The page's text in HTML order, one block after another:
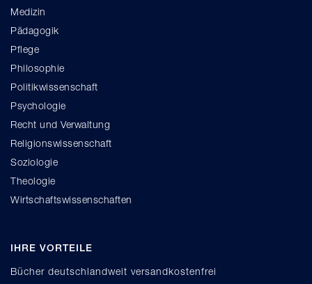
Medizin
Pädagogik
Pflege
Philosophie
Politikwissenschaft
Psychologie
Recht und Verwaltung
Religionswissenschaft
Soziologie
Theologie
Wirtschaftswissenschaften
IHRE VORTEILE
Bücher deutschlandweit versandkostenfrei